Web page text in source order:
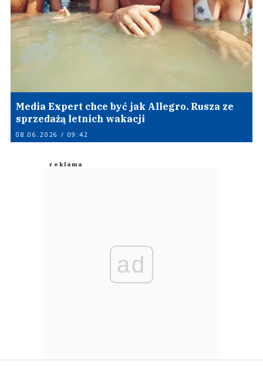
Media Expert chce być jak Allegro. Rusza ze
sprzedażą letnich wakacji
08.06.2026 / 09:42
ad